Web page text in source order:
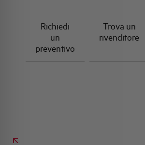
Richiedi
un
preventivo
Trova un
rivenditore